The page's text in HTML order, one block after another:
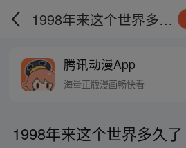
1998年来这个世界多久了
腾讯动漫App
海量正版漫画畅快看
1998年来这个世界多久了